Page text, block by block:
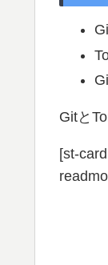
Gitと
[st-